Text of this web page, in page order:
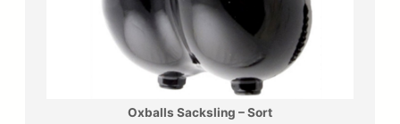
Oxballs Sacksling – Sort